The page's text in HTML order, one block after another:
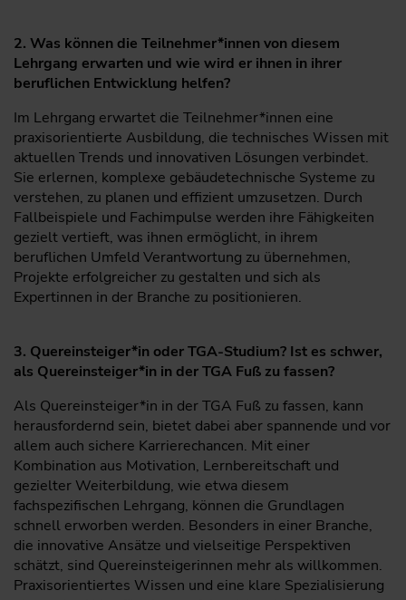
2. Was können die Teilnehmer*innen von diesem
Lehrgang erwarten und wie wird er ihnen in ihrer
beruflichen Entwicklung helfen?
Im Lehrgang erwartet die Teilnehmer*innen eine
praxisorientierte Ausbildung, die technisches Wissen mit
aktuellen Trends und innovativen Lösungen verbindet.
Sie erlernen, komplexe gebäudetechnische Systeme zu
verstehen, zu planen und effizient umzusetzen. Durch
Fallbeispiele und Fachimpulse werden ihre Fähigkeiten
gezielt vertieft, was ihnen ermöglicht, in ihrem
beruflichen Umfeld Verantwortung zu übernehmen,
Projekte erfolgreicher zu gestalten und sich als
Expertinnen in der Branche zu positionieren.
3. Quereinsteiger*in oder TGA-Studium? Ist es schwer,
als Quereinsteiger*in in der TGA Fuß zu fassen?
Als Quereinsteiger*in in der TGA Fuß zu fassen, kann
herausfordernd sein, bietet dabei aber spannende und vor
allem auch sichere Karrierechancen. Mit einer
Kombination aus Motivation, Lernbereitschaft und
gezielter Weiterbildung, wie etwa diesem
fachspezifischen Lehrgang, können die Grundlagen
schnell erworben werden. Besonders in einer Branche,
die innovative Ansätze und vielseitige Perspektiven
schätzt, sind Quereinsteigerinnen mehr als willkommen.
Praxisorientiertes Wissen und eine klare Spezialisierung